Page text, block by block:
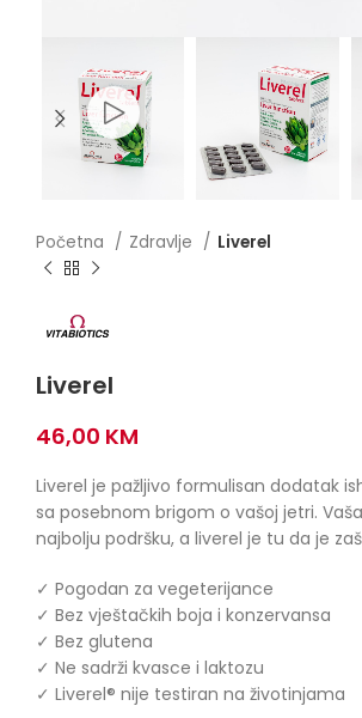
Početna Zdravlje Liverel
Liverel
46,00 KM
Liverel je pažljivo formulisan dodatak
sa posebnom brigom o vašoj jetri.
najbolju podršku, a liverel je tu da je
✓ Pogodan za vegeterijance
✓ Bez vještačkih boja i konzervansa
✓ Bez glutena
✓ Ne sadrži kvasce i laktozu
✓ Liverel® nije testiran na životinjama